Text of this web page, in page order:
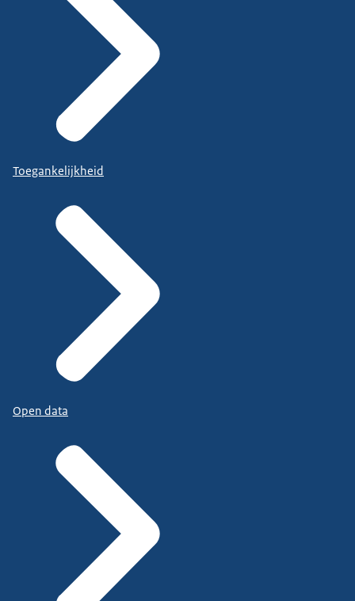
Toegankelijkheid
Open data